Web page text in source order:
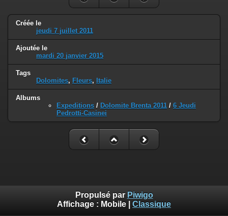
Créée le
jeudi 7 juillet 2011
Ajoutée le
mardi 20 janvier 2015
Tags
Dolomites, Fleurs, Italie
Albums
Expeditions / Dolomite Brenta 2011 / 6 Jeudi
Pedrotti-Casinei
Propulsé par Piwigo
Affichage : Mobile Classique